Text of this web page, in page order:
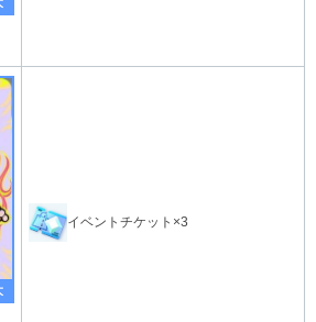
イベントチケット×3